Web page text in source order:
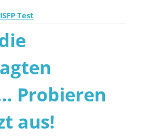
Test
Probieren
aus!